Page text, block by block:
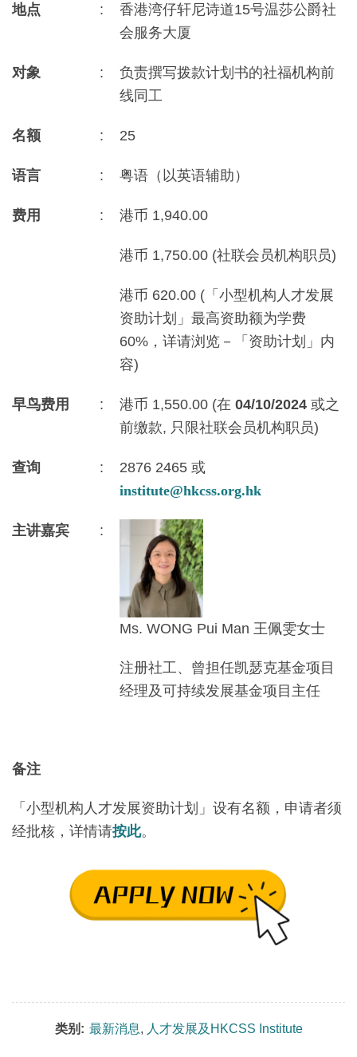
地点 :
香港湾仔轩尼诗道15号温莎公爵社
会服务大厦
对象 :
负责撰写拨款计划书的社福机构前
线同工
名额 : 25
语言 : 粤语（以英语辅助）
费用 : 港币 1,940.00
港币 1,750.00 (社联会员机构职员)
港币 620.00 (「小型机构人才发展
资助计划」最高资助额为学费
60%，详请浏览－「资助计划」内
容)
早鸟费用 : 港币 1,550.00 (在 04/10/2024 或之
前缴款, 只限社联会员机构职员)
查询 :
2876 2465 或
institute@hkcss.org.hk
主讲嘉宾 :
Ms. WONG Pui Man 王佩雯女士
注册社工、曾担任凯瑟克基金项目
经理及可持续发展基金项目主任
备注
「小型机构人才发展资助计划」设有名额，申请者须
经批核，详情请按此。
类别: 最新消息, 人才发展及HKCSS Institute